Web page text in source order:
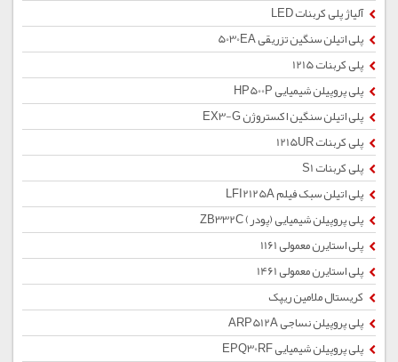
آلیاژ پلی کربنات LED
پلی اتیلن سنگین تزریقی 5030EA
پلی کربنات 1215
پلی پروپیلن شیمیایی HP500P
پلی اتیلن سنگین اکستروژن EX3-G
پلی کربنات 1215UR
پلی کربنات S1
پلی اتیلن سبک فیلم LFI2125A
پلی پروپیلن شیمیایی (پودر) ZB332C
پلی استایرن معمولی 1161
پلی استایرن معمولی 1461
کریستال ملامین ریپک
پلی پروپیلن نساجی ARP512A
پلی پروپیلن شیمیایی EPQ30RF